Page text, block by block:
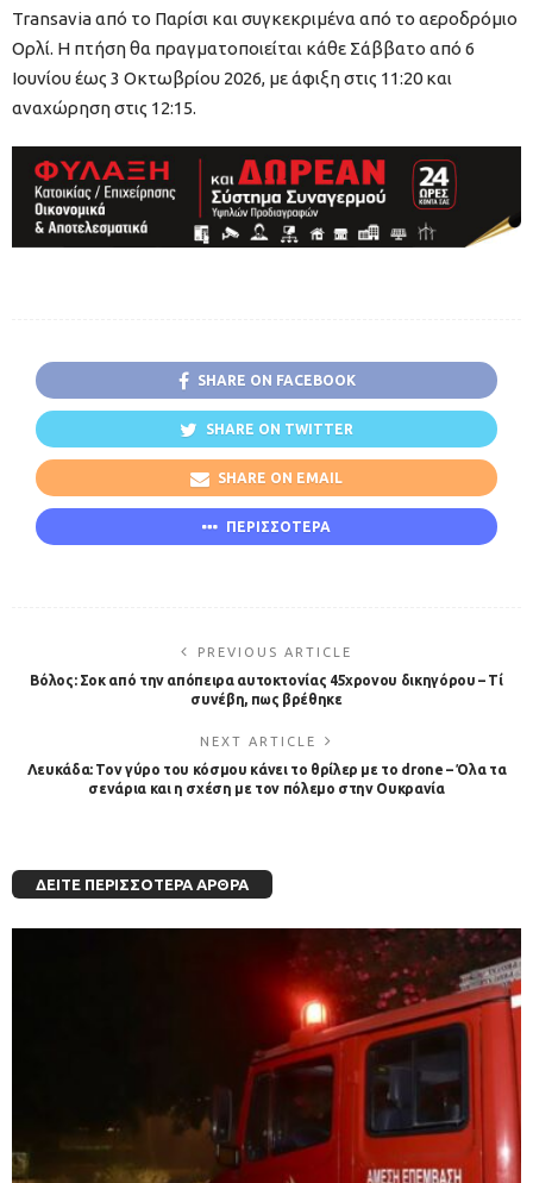
Transavia από το Παρίσι και συγκεκριμένα από το αεροδρόμιο
Ορλί. Η πτήση θα πραγματοποιείται κάθε Σάββατο από 6
Ιουνίου έως 3 Οκτωβρίου 2026, με άφιξη στις 11:20 και
αναχώρηση στις 12:15.
SHARE ON FACEBOOK
SHARE ON TWITTER
SHARE ON EMAIL
ΠΕΡΙΣΣΟΤΕΡΑ
PREVIOUS ARTICLE
Bόλος: Σοκ από την απόπειρα αυτοκτονίας 45χρονου δικηγόρου – Τί
συνέβη, πως βρέθηκε
NEXT ARTICLE
Λευκάδα: Τον γύρο του κόσμου κάνει το θρίλερ με το drone – Όλα τα
σενάρια και η σχέση με τον πόλεμο στην Ουκρανία
ΔΕΊΤΕ ΠΕΡΙΣΣΌΤΕΡΑ ΆΡΘΡΑ